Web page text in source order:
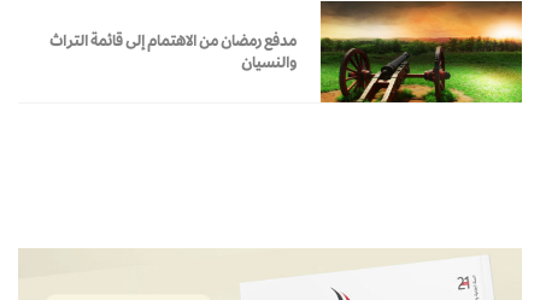
مدفع رمضان من الاهتمام إلى قائمة التراث
والنسيان